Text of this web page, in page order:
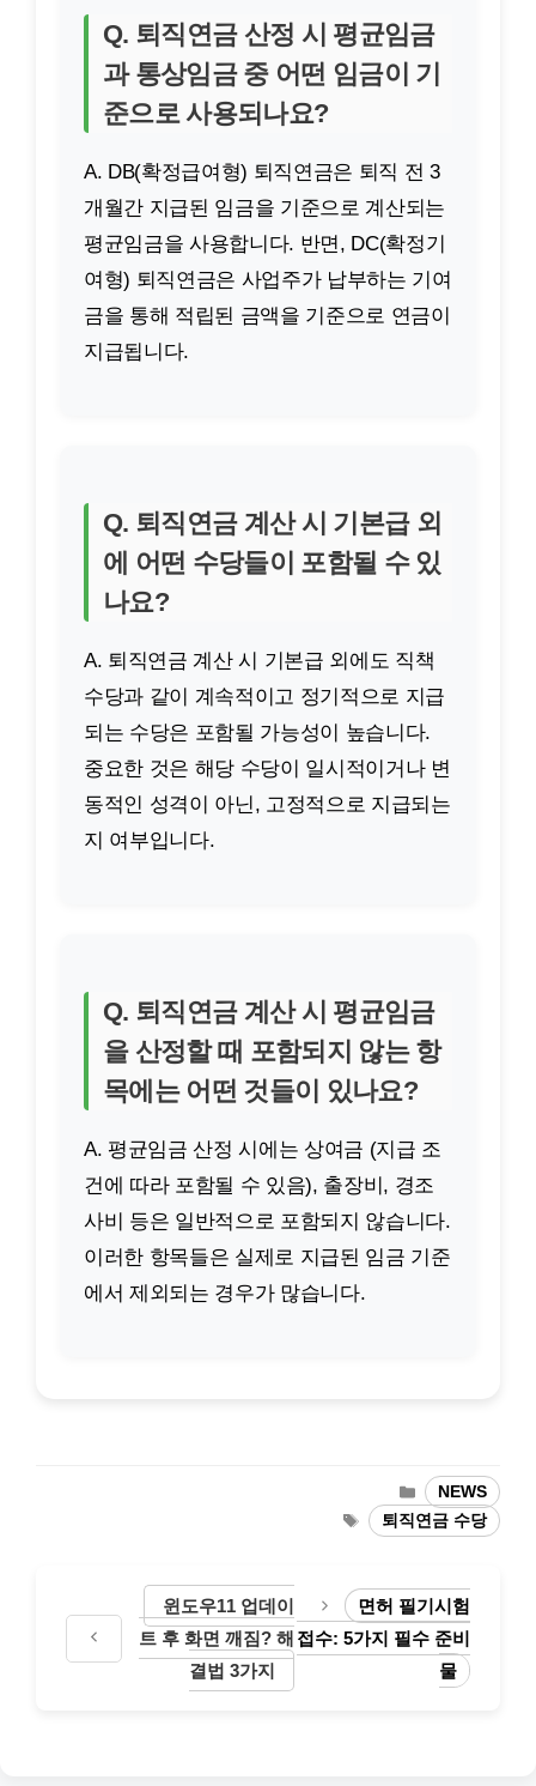
Q. 퇴직연금 산정 시 평균임금
과 통상임금 중 어떤 임금이 기
준으로 사용되나요?
A. DB(확정급여형) 퇴직연금은 퇴직 전 3
개월간 지급된 임금을 기준으로 계산되는
평균임금을 사용합니다. 반면, DC(확정기
여형) 퇴직연금은 사업주가 납부하는 기여
금을 통해 적립된 금액을 기준으로 연금이
지급됩니다.
Q. 퇴직연금 계산 시 기본급 외
에 어떤 수당들이 포함될 수 있
나요?
A. 퇴직연금 계산 시 기본급 외에도 직책
수당과 같이 계속적이고 정기적으로 지급
되는 수당은 포함될 가능성이 높습니다.
중요한 것은 해당 수당이 일시적이거나 변
동적인 성격이 아닌, 고정적으로 지급되는
지 여부입니다.
Q. 퇴직연금 계산 시 평균임금
을 산정할 때 포함되지 않는 항
목에는 어떤 것들이 있나요?
A. 평균임금 산정 시에는 상여금 (지급 조
건에 따라 포함될 수 있음), 출장비, 경조
사비 등은 일반적으로 포함되지 않습니다.
이러한 항목들은 실제로 지급된 임금 기준
에서 제외되는 경우가 많습니다.
카
테
고
NEWS
태
그
퇴직연금 수당
윈도우11 업데이
트 후 화면 깨짐? 해
결법 3가지
면허 필기시험
접수: 5가지 필수 준비
물